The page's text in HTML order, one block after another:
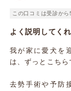
この口コミは受診から
よく説明してく
我が家に愛犬を
は、ずっとこちら
去勢手術や予防